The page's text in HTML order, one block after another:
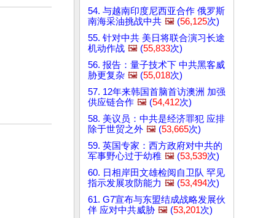
54. 与越南印度尼西亚合作 俄罗斯
南海采油挑战中共 🖼️ (56,125次)
55. 针对中共 美日将联合演习长途
机动作战 🖼️ (55,833次)
56. 报告：量子技术下 中共黑客威
胁更复杂 🖼️ (55,018次)
57. 12年来韩国首脑首访澳洲 加强
供应链合作 🖼️ (54,412次)
58. 美议员：中共是经济罪犯 应排
除于世贸之外 🖼️ (53,665次)
59. 英国专家：西方政府对中共的
军事野心过于幼稚 🖼️ (53,539次)
60. 日相岸田文雄检阅自卫队 罕见
指示发展攻防能力 🖼️ (53,494次)
61. G7宣布与东盟结成战略发展伙
伴 应对中共威胁 🖼️ (53,201次)